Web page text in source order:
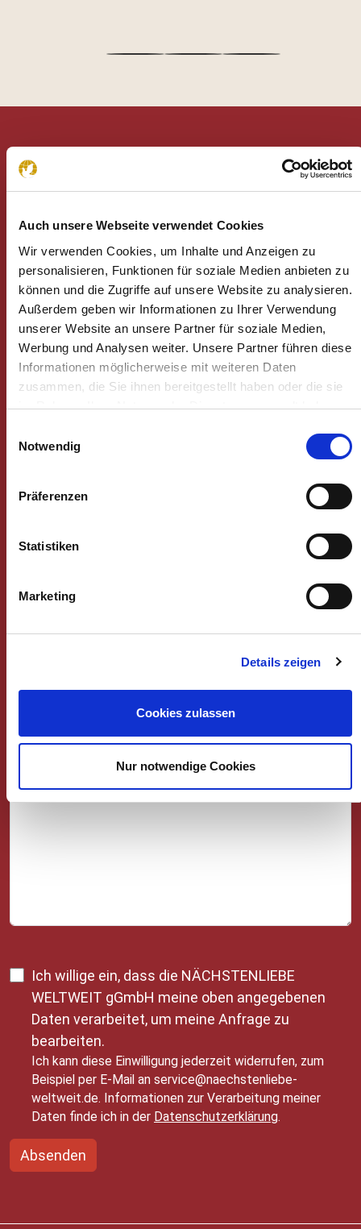
Auch unsere Webseite verwendet Cookies
Wir verwenden Cookies, um Inhalte und Anzeigen zu
personalisieren, Funktionen für soziale Medien anbieten zu
können und die Zugriffe auf unsere Website zu analysieren.
Außerdem geben wir Informationen zu Ihrer Verwendung
unserer Website an unsere Partner für soziale Medien,
Werbung und Analysen weiter. Unsere Partner führen diese
Informationen möglicherweise mit weiteren Daten
zusammen, die Sie ihnen bereitgestellt haben oder die sie
im Rahmen Ihrer Nutzung der Dienste gesammelt haben.
Notwendig
Präferenzen
Statistiken
Marketing
Details zeigen
Cookies zulassen
Nur notwendige Cookies
Unsere Spendenkonten
Deutschland
Bank für Sozialwirtschaft
DE80 3702 0500 0008 7834 00
StiftungNÄCHSTENLIEBE WELTWEIT
Bank für Sozialwirtschaft
DE08 3702 0500 0007 7887 00
Österreich
Raiffeisenlandesbank NÖ-Wien AG
IBAN AT97 3200 0000 0030 4469
Schreiben Sie uns
Ich willige ein, dass die NÄCHSTENLIEBE
WELTWEIT gGmbH meine oben angegebenen
Daten verarbeitet, um meine Anfrage zu
bearbeiten.
Ich kann diese Einwilligung jederzeit widerrufen, zum
Beispiel per E-Mail an service@naechstenliebe-
weltweit.de. Informationen zur Verarbeitung meiner
Daten finde ich in der Datenschutzerklärung.
Absenden